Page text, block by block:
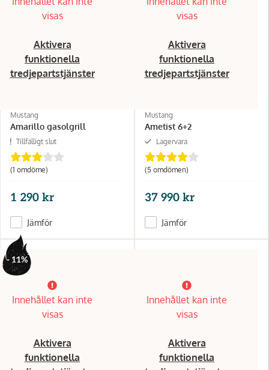
visas
Aktivera
funktionella
tredjepartstjänster
Mustang
Amarillo gasolgrill
Tillfälligt slut
(1 omdöme)
1 290 kr
Jämför
visas
Aktivera
funktionella
tredjepartstjänster
Mustang
Ametist 6+2
Lagervara
(5 omdömen)
37 990 kr
Jämför
- 11%
Innehållet kan inte
visas
Aktivera
funktionella
Innehållet kan inte
visas
Aktivera
funktionella